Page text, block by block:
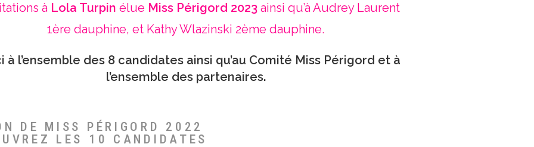
à Lola Turpin élue Miss Périgord 2023ainsi qu’à Audrey Laurent
1ère dauphine, et Kathy Wlazinski 2ème dauphine.
à l’ensemble des 8 candidates ainsi qu’au Comité Miss Périgord et à
l’ensemble des partenaires.
DE MISS PÉRIGORD 2022
LES 10 CANDIDATES